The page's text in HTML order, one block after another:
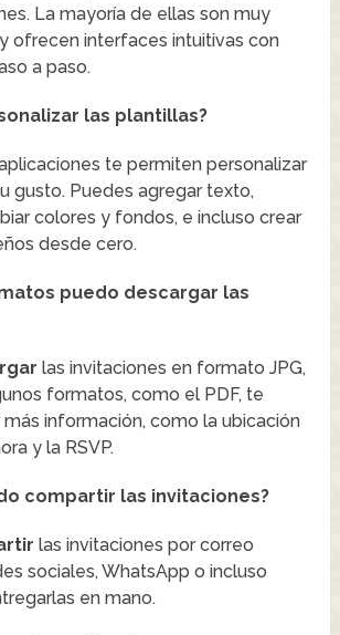
La mayoría de ellas son muy
ofrecen interfaces intuitivas con
a paso.
las plantillas?
te permiten personalizar
gusto. Puedes agregar texto,
colores y fondos, e incluso crear
desde cero.
puedo descargar las
las invitaciones en formato JPG,
formatos, como el PDF, te
información, como la ubicación
y la RSVP.
compartir las invitaciones?
las invitaciones por correo
sociales, WhatsApp o incluso
en mano.